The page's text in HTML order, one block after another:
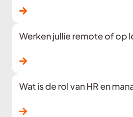
Lees verder
Werken jullie remote of op
Lees verder
Wat is de rol van HR en
Lees verder